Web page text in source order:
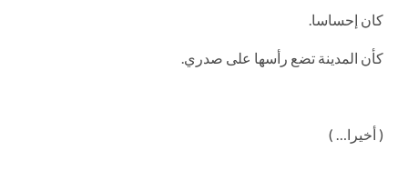
كان إحساسا.
كأن المدينة تضع رأسها على صدري.
( أخيرا… )